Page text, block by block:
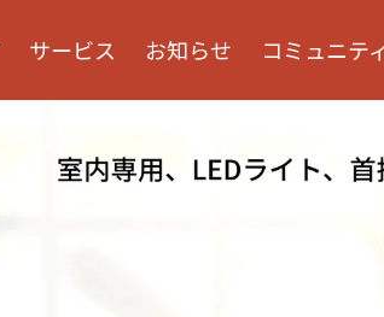
サービス お知らせ コミュニティ